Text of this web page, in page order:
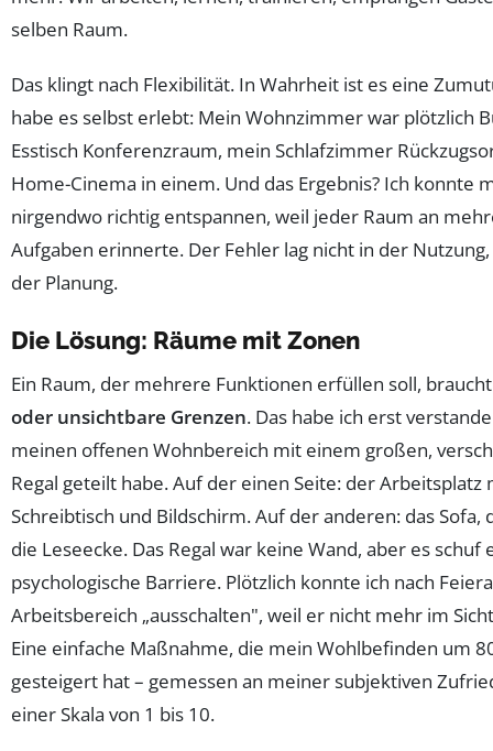
selben Raum.
Das klingt nach Flexibilität. In Wahrheit ist es eine
habe es selbst erlebt: Mein Wohnzimmer war plötzlich
Esstisch Konferenzraum, mein Schlafzimmer
Home-Cinema in einem. Und das Ergebnis? Ich konnte
nirgendwo richtig entspannen, weil jeder Raum an
Aufgaben erinnerte. Der Fehler lag nicht in der
der Planung.
Die Lösung: Räume mit Zonen
Ein Raum, der mehrere Funktionen erfüllen soll,
oder unsichtbare Grenzen. Das habe ich erst
meinen offenen Wohnbereich mit einem großen,
Regal geteilt habe. Auf der einen Seite: der Arbeitsplatz
Schreibtisch und Bildschirm. Auf der anderen: das Sofa,
die Leseecke. Das Regal war keine Wand, aber es schuf
psychologische Barriere. Plötzlich konnte ich nach
Arbeitsbereich „ausschalten", weil er nicht mehr im
Eine einfache Maßnahme, die mein Wohlbefinden um
gesteigert hat – gemessen an meiner subjektiven
einer Skala von 1 bis 10.